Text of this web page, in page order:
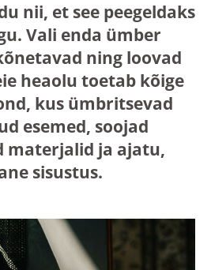
nii, et see peegeldaks
Vali enda ümber
ning loovad
heaolu toetab kõige
kus ümbritsevad
esemed, soojad
materjalid ja ajatu,
sisustus.